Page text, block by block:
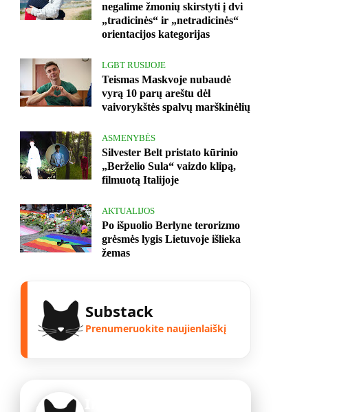
negalime žmonių skirstyti į dvi
„tradicinės“ ir „netradicinės“
orientacijos kategorijas
LGBT RUSIJOJE
Teismas Maskvoje nubaudė
vyrą 10 parų areštu dėl
vaivorykštės spalvų marškinėlių
ASMENYBĖS
Silvester Belt pristato kūrinio
„Berželio Sula“ vaizdo klipą,
filmuotą Italijoje
AKTUALIJOS
Po išpuolio Berlyne terorizmo
grėsmės lygis Lietuvoje išlieka
žemas
Substack
Prenumeruokite naujienlaiškį